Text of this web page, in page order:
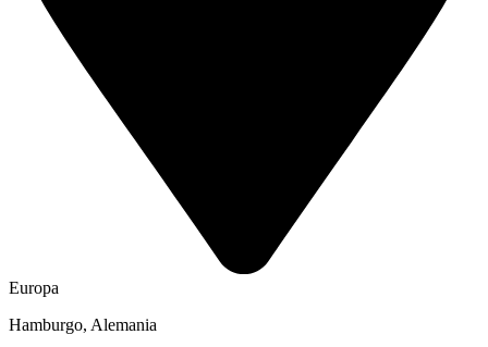
Europa
Hamburgo, Alemania